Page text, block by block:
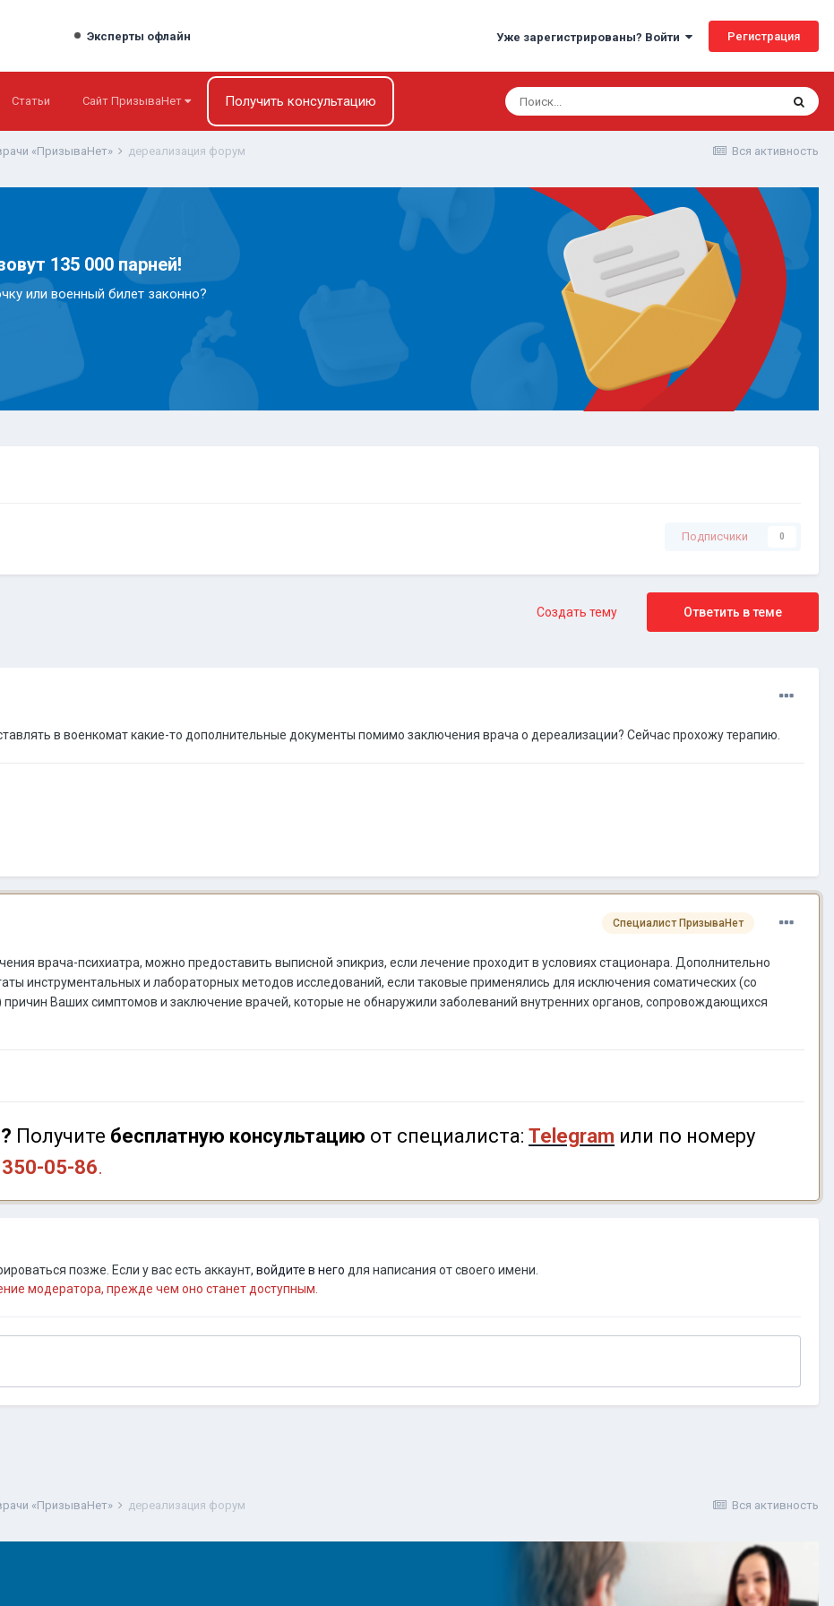
Эксперты офлайн Уже зарегистрированы? Войти Регистрация
Статьи Сайт ПризываНет Получить консультацию
Вся активность
«ПризываНет» дереализация форум
135 000 парней!
или военный билет законно?
Подписчики 0
Ответить в теме
Создать тему
в военкомат какие-то дополнительные документы помимо заключения врача о дереализации? Сейчас прохожу терапию.
Специалист ПризываНет
врача-психиатра, можно предоставить выписной эпикриз, если лечение проходит в условиях стационара. Дополнительно
инструментальных и лабораторных методов исследований, если таковые применялись для исключения соматических (со
причин Ваших симптомов и заключение врачей, которые не обнаружили заболеваний внутренних органов, сопровождающихся
Получите бесплатную консультацию от специалиста: Telegram или по номеру
05-86.
позже. Если у вас есть аккаунт, войдите в него для написания от своего имени.
модератора, прежде чем оно станет доступным.
Вся активность
«ПризываНет» дереализация форум